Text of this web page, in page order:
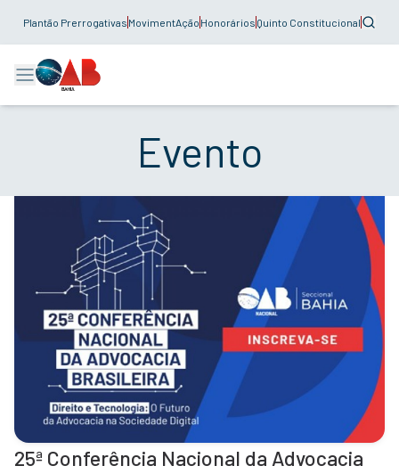
Plantão Prerrogativas MovimentAção Honorários Quinto Constitucional
Evento
25ª Conferência Nacional da Advocacia